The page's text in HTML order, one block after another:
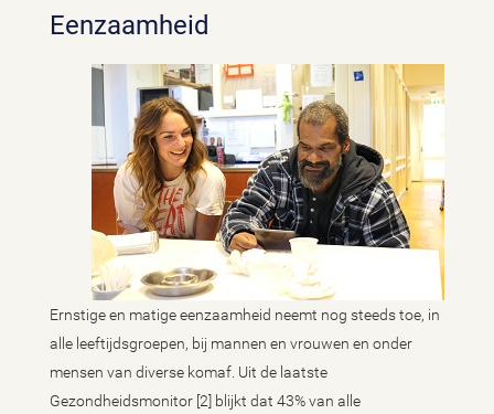
Eenzaamheid
Ernstige en matige eenzaamheid neemt nog steeds toe, in
alle leeftijdsgroepen, bij mannen en vrouwen en onder
mensen van diverse komaf. Uit de laatste
Gezondheidsmonitor [2] blijkt dat 43% van alle